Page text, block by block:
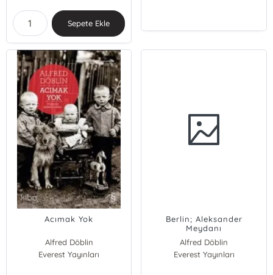
Sepete Ekle
Acımak Yok
Alfred Döblin
Everest Yayınları
Berlin; Aleksander
Meydanı
Alfred Döblin
Everest Yayınları